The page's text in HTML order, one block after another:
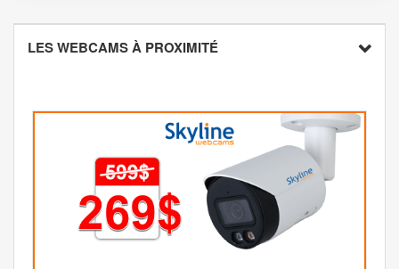
LES WEBCAMS À PROXIMITÉ